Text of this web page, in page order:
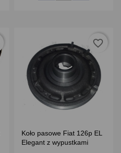
Koło pasowe Fiat 126p EL
Elegant z wypustkami
favorite_border